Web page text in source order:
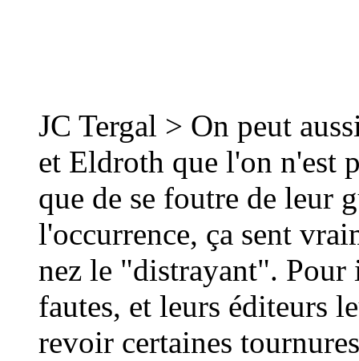
JC Tergal > On peut
et Eldroth que l'on n'est
que de se foutre de leur
l'occurrence, ça sent
nez le "distrayant". Pour
fautes, et leurs éditeurs
revoir certaines